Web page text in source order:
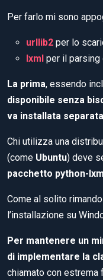
Per farlo mi sono
urllib2 per lo
lxml per il parsing
La prima, essendo
disponibile senza
va installata
Chi utilizza una
(come Ubuntu) deve
pacchetto python-
Come al solito
l’installazione su
Per mantenere un
di implementare la
chiamato con estrema